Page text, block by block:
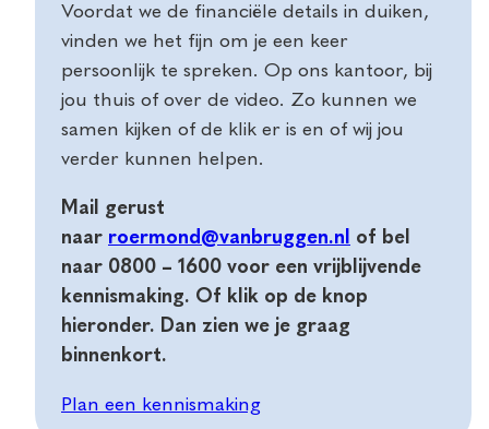
Voordat we de financiële details in duiken,
vinden we het fijn om je een keer
persoonlijk te spreken. Op ons kantoor, bij
jou thuis of over de video. Zo kunnen we
samen kijken of de klik er is en of wij jou
verder kunnen helpen.
Mail gerust
naar roermond@vanbruggen.nl
of bel
naar 0800 – 1600 voor een vrijblijvende
kennismaking. Of klik op de knop
hieronder. Dan zien we je graag
binnenkort.
Plan een kennismaking